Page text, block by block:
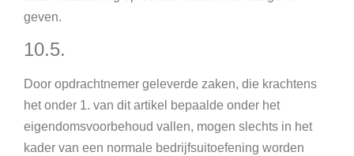
geven.
10.5.
Door opdrachtnemer geleverde zaken, die krachtens
het onder 1. van dit artikel bepaalde onder het
eigendomsvoorbehoud vallen, mogen slechts in het
kader van een normale bedrijfsuitoefening worden